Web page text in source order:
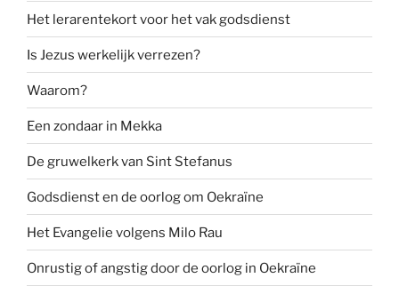
Het lerarentekort voor het vak godsdienst
Is Jezus werkelijk verrezen?
Waarom?
Een zondaar in Mekka
De gruwelkerk van Sint Stefanus
Godsdienst en de oorlog om Oekraïne
Het Evangelie volgens Milo Rau
Onrustig of angstig door de oorlog in Oekraïne